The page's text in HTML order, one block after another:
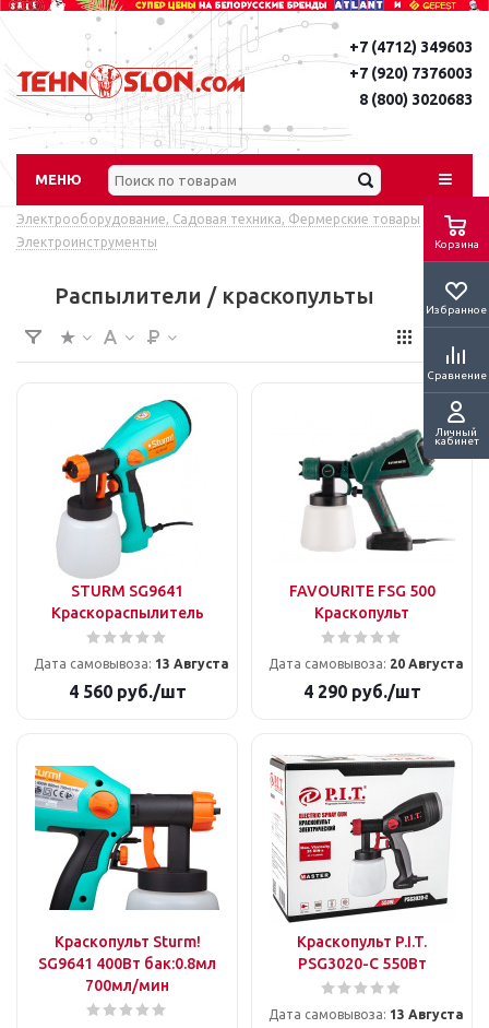
Корзина
Избранное
Сравнение
Личный
кабинет
+7 (4712) 349603
+7 (920) 7376003
8 (800) 3020683
МЕНЮ
Электрооборудование, Садовая техника, Фермерские товары
Электроинструменты
Распылители / краскопульты
STURM SG9641
Краскораспылитель
Дата самовывоза: 13 Августа
4 560руб./шт
FAVOURITE FSG 500
Краскопульт
Дата самовывоза: 20 Августа
4 290руб./шт
Краскопульт Sturm!
SG9641 400Вт бак:0.8мл
700мл/мин
Краскопульт P.I.T.
PSG3020-C 550Вт
Дата самовывоза: 13 Августа